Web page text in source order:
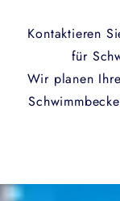
Kontaktieren
für
Wir planen